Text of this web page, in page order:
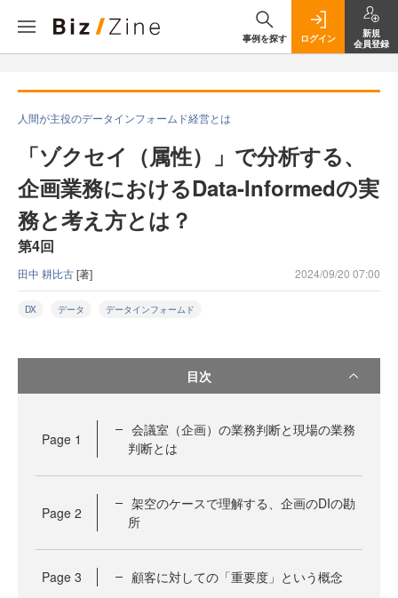
事例を探す ログイン
新規
会員登録
人間が主役のデータインフォームド経営とは
「ゾクセイ（属性）」で分析する、
企画業務におけるData-Informedの実
務と考え方とは？
第4回
田中 耕比古[著] 2024/09/20 07:00
DX データ データインフォームド
目次
Page 1
会議室（企画）の業務判断と現場の業務
判断とは
Page 2
架空のケースで理解する、企画のDIの勘
所
Page 3 顧客に対しての「重要度」という概念